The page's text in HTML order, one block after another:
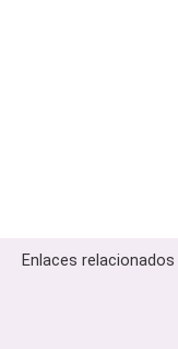
Enlaces relacionados